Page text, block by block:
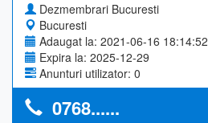
Dezmembrari Bucuresti
Bucuresti
Adaugat la: 2021-06-16 18:14:52
Expira la: 2025-12-29
Anunturi utilizator: 0
0768......